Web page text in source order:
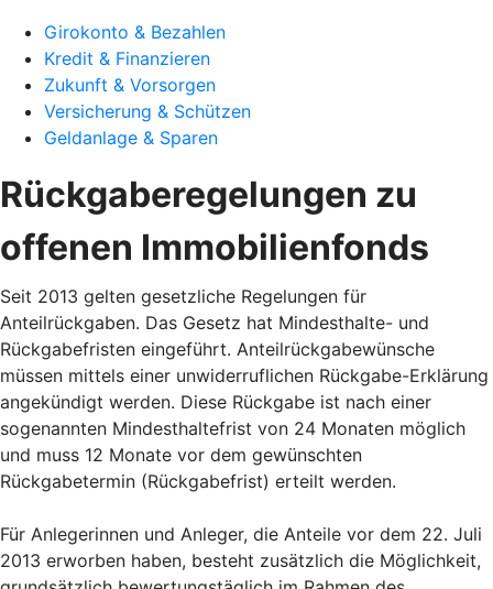
Girokonto & Bezahlen
Kredit & Finanzieren
Zukunft & Vorsorgen
Versicherung & Schützen
Geldanlage & Sparen
Rückgaberegelungen zu
offenen Immobilienfonds
Seit 2013 gelten gesetzliche Regelungen für
Anteilrückgaben. Das Gesetz hat Mindesthalte- und
Rückgabefristen eingeführt. Anteilrückgabewünsche
müssen mittels einer unwiderruflichen Rückgabe-Erklärung
angekündigt werden. Diese Rückgabe ist nach einer
sogenannten Mindesthaltefrist von 24 Monaten möglich
und muss 12 Monate vor dem gewünschten
Rückgabetermin (Rückgabefrist) erteilt werden.
Für Anlegerinnen und Anleger, die Anteile vor dem 22. Juli
2013 erworben haben, besteht zusätzlich die Möglichkeit,